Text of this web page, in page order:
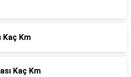
Kaç Km
Kaç Km